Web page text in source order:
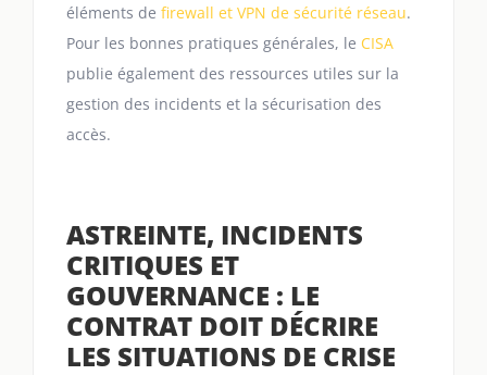
éléments de firewall et VPN de sécurité réseau.
Pour les bonnes pratiques générales, le CISA
publie également des ressources utiles sur la
gestion des incidents et la sécurisation des
accès.
ASTREINTE, INCIDENTS
CRITIQUES ET
GOUVERNANCE : LE
CONTRAT DOIT DÉCRIRE
LES SITUATIONS DE CRISE